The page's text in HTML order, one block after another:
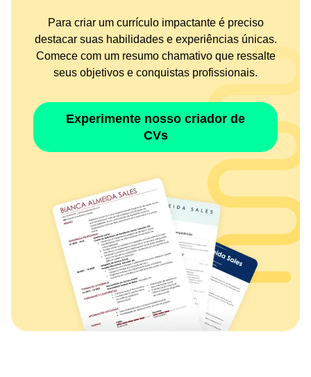
Para criar um currículo impactante é preciso
destacar suas habilidades e experiências únicas.
Comece com um resumo chamativo que ressalte
seus objetivos e conquistas profissionais.
Experimente nosso criador de
CVs